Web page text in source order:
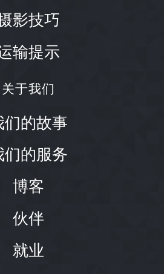
影技巧
输提示
关于我们
们的故事
们的服务
博客
伙伴
就业